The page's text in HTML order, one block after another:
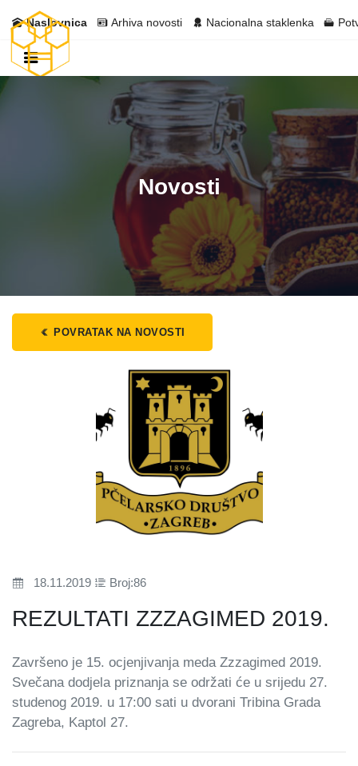
Naslovnica Arhiva novosti Nacionalna staklenka
Novosti
POVRATAK NA NOVOSTI
18.11.2019 Broj:86
REZULTATI ZZZAGIMED 2019.
Završeno je 15. ocjenjivanja meda Zzzagimed 2019.
Svečana dodjela priznanja se održati će u srijedu 27.
studenog 2019. u 17:00 sati u dvorani Tribina Grada
Zagreba, Kaptol 27.